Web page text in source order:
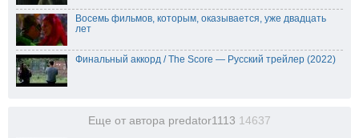
Восемь фильмов, которым, оказывается, уже двадцать
лет
Финальный аккорд / The Score — Русский трейлер (2022)
Еще от автора predator1113 14637